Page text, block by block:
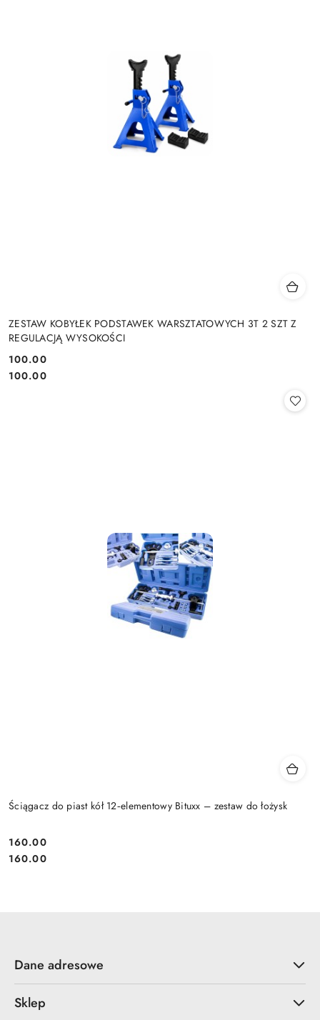
ZESTAW KOBYŁEK PODSTAWEK WARSZTATOWYCH 3T 2 SZT Z
REGULACJĄ WYSOKOŚCI
Cena:
100.00
Cena:
100.00
Ściągacz do piast kół 12‑elementowy Bituxx – zestaw do łożysk
Cena:
160.00
Cena:
160.00
Dane adresowe
Sklep